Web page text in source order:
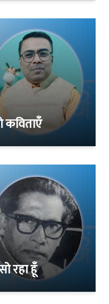
कविताएँ
रहा हूँ